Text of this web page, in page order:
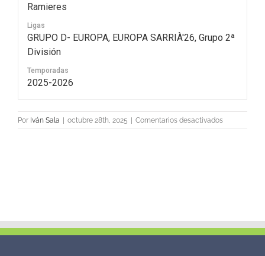
Ramieres
Ligas
GRUPO D- EUROPA, EUROPA SARRIÀ'26, Grupo 2ª
División
Temporadas
2025-2026
Por Iván Sala octubre 28th, 2025 Comentarios desactivadosen
20